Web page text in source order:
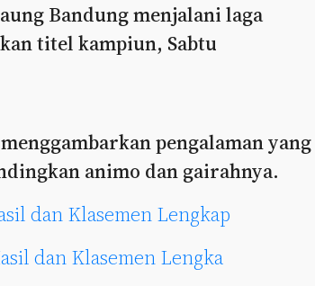
Bandung menjalani laga
titel kampiun, Sabtu
pengalaman yang
animo dan gairahnya.
dan Klasemen Lengkap
dan Klasemen Lengka